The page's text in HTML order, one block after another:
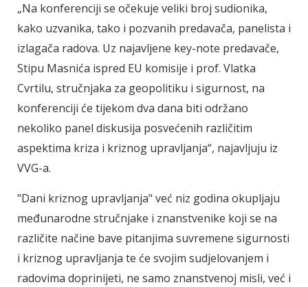
„Na konferenciji se očekuje veliki broj sudionika,
kako uzvanika, tako i pozvanih predavača, panelista i
izlagača radova. Uz najavljene key-note predavače,
Stipu Masnića ispred EU komisije i prof. Vlatka
Cvrtilu, stručnjaka za geopolitiku i sigurnost, na
konferenciji će tijekom dva dana biti održano
nekoliko panel diskusija posvećenih različitim
aspektima kriza i kriznog upravljanja“, najavljuju iz
VVG-a.
"Dani kriznog upravljanja" već niz godina okupljaju
međunarodne stručnjake i znanstvenike koji se na
različite načine bave pitanjima suvremene sigurnosti
i kriznog upravljanja te će svojim sudjelovanjem i
radovima doprinijeti, ne samo znanstvenoj misli, već i